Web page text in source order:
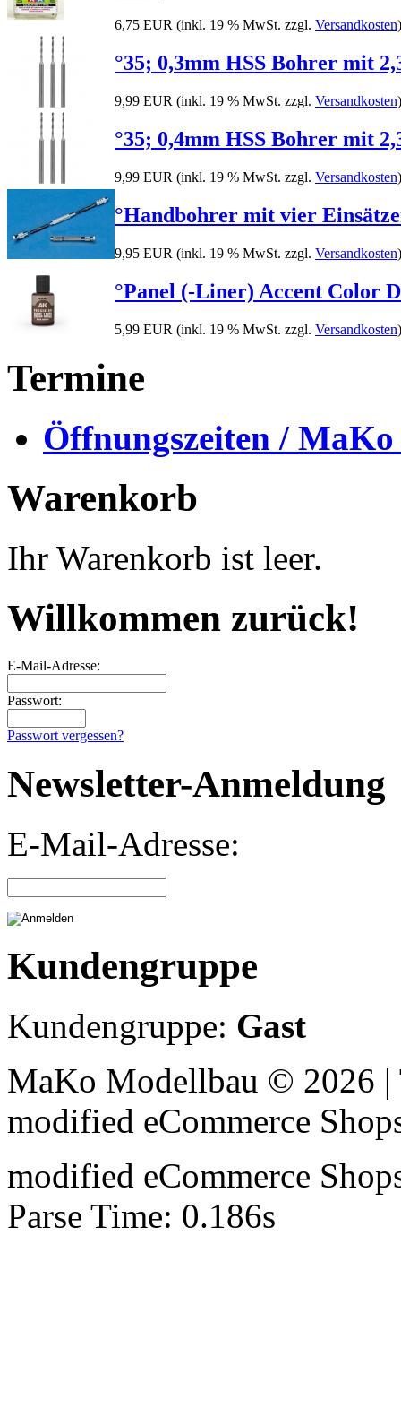
6,75 EUR (inkl. 19 % MwSt. zzgl. Versandkosten)
°35; 0,3mm HSS Bohrer mit
9,99 EUR (inkl. 19 % MwSt. zzgl. Versandkosten)
°35; 0,4mm HSS Bohrer mit
9,99 EUR (inkl. 19 % MwSt. zzgl. Versandkosten)
°Handbohrer mit vier
9,95 EUR (inkl. 19 % MwSt. zzgl. Versandkosten)
°Panel (-Liner) Accent Color
5,99 EUR (inkl. 19 % MwSt. zzgl. Versandkosten)
Termine
Öffnungszeiten /
Warenkorb
Ihr Warenkorb ist leer.
Willkommen zurück!
E-Mail-Adresse:
Passwort:
Passwort vergessen?
Newsletter-Anmeldung
E-Mail-Adresse:
Kundengruppe
Kundengruppe: Gast
MaKo Modellbau © 2026
modified eCommerce
modified eCommerce
Parse Time: 0.186s